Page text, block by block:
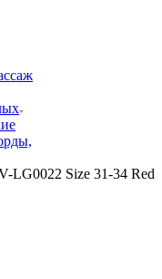
LG0022 Size 31-34 Red